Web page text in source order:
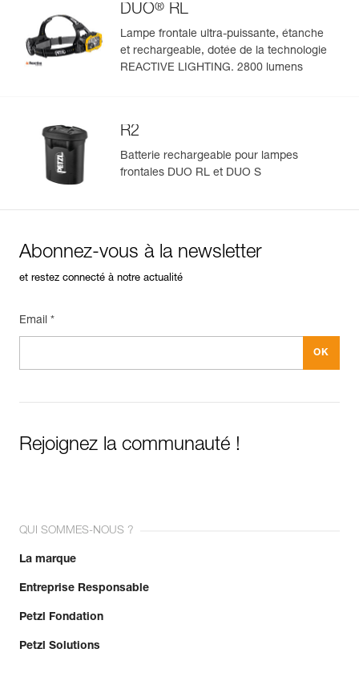
FAQ
Voir tous les contenus techniques
Gérer et inspecter facilement votre EPI
Importez et exportez facilement vos données EPI
existantes.
Voir l'historique d'un produit à partir de sa date de
DUO® RL
Lampe frontale ultra-puissante, étanche
et rechargeable, dotée de la technologie
REACTIVE LIGHTING. 2800 lumens
R2
Batterie rechargeable pour lampes
frontales DUO RL et DUO S
Abonnez-vous à la newsletter
et restez connecté à notre actualité
Email *
Rejoignez la communauté !
QUI SOMMES-NOUS ?
La marque
Entreprise Responsable
Petzl Fondation
Petzl Solutions